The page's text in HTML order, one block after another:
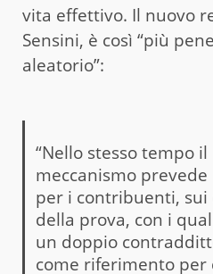
vita effettivo. Il nuovo
Sensini, è così “più
aleatorio”:
“Nello stesso tempo
meccanismo
per i contribuenti, sui
della prova, con i
un doppio
come riferimento per